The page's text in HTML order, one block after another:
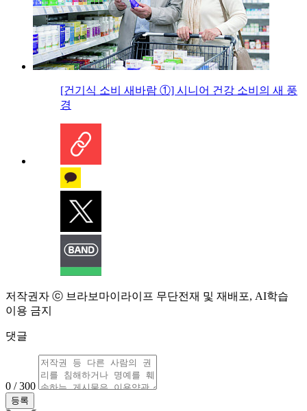
[건기식 소비 새바람 ①] 시니어 건강 소비의 새 풍
경
저작권자 ⓒ 브라보마이라이프 무단전재 및 재배포, AI학습
이용 금지
댓글
0 / 300